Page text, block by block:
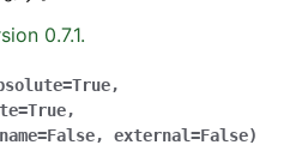
0.7.1.
=True,
=True,
=False, external=False)